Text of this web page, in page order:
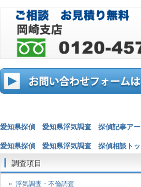
愛知県探偵 愛知県浮気調査 探偵記事アー
愛知県探偵 愛知県浮気調査 探偵相談ト
調査項目
浮気調査・不倫調査